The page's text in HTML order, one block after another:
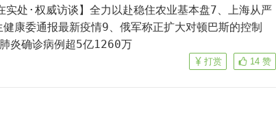
处·权威访谈】全力以赴稳住农业基本盘7、上海从严
康委通报最新疫情9、俄军称正扩大对顿巴斯的控制
炎确诊病例超5亿1260万
14 赞
打赏